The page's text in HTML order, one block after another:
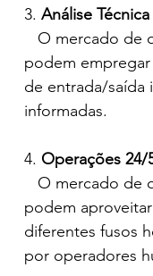
3. Análise
podem
de entrada/saída
informadas.
4. Operações 24/
podem
diferentes fusos
por operadores